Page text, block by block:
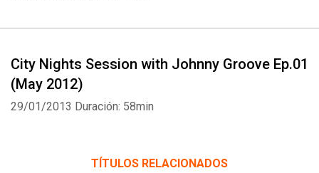
City Nights Session with Johnny Groove Ep.01
(May 2012)
29/01/2013 Duración: 58min
TÍTULOS RELACIONADOS